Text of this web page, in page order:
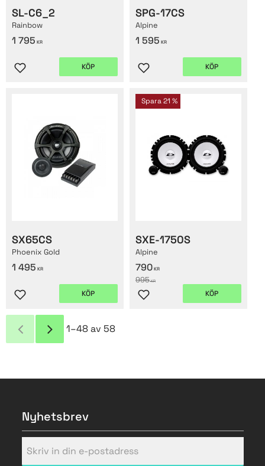
SL-C6_2
Rainbow
1 795 KR
Lägg till i favoriter
KÖP
SPG-17CS
Alpine
1 595 KR
Lägg till i favoriter
KÖP
SX65CS
Phoenix Gold
1 495 KR
Lägg till i favoriter
KÖP
SXE-1750S
Alpine
790 KR
995KR
Spara21 %
Lägg till i favoriter
KÖP
1–48av 58
Nyhetsbrev